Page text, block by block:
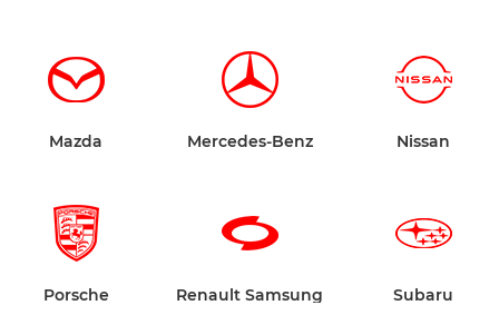
Mazda Mercedes-Benz Nissan
Porsche Renault Samsung Subaru